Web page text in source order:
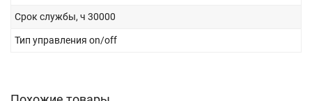
Срок службы, ч 30000
Тип управления on/off